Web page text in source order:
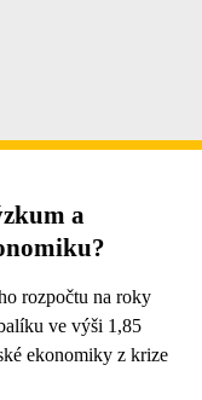
a
rozpočtu na roky
ve výši 1,85
ekonomiky z krize